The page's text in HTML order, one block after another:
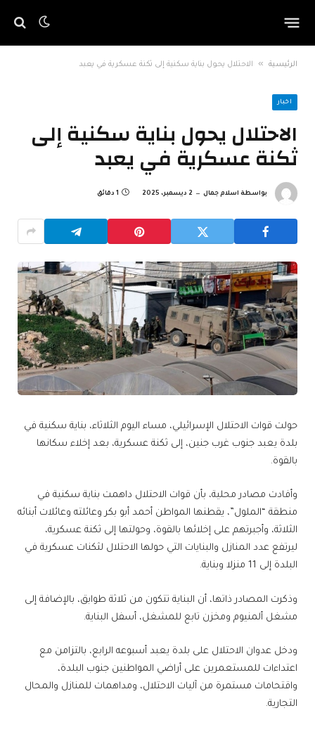
الرئيسية » الاحتلال يحول بناية سكنية إلى ثكنة عسكرية في يعبد
اخبار
الاحتلال يحول بناية سكنية إلى
ثكنة عسكرية في يعبد
بواسطة اسلام جمال 2 ديسمبر، 2025 1 دقائق
حولت قوات الاحتلال الإسرائيلي، مساء اليوم الثلاثاء، بناية سكنية في
بلدة يعبد جنوب غرب جنين، إلى ثكنة عسكرية، بعد إخلاء سكانها
بالقوة.
وأفادت مصادر محلية، بأن قوات الاحتلال داهمت بناية سكنية في
منطقة “الملول”، يقطنها المواطن أحمد أبو بكر وعائلته وعائلات أبنائه
الثلاثة، وأجبرتهم على إخلائها بالقوة، وحولتها إلى ثكنة عسكرية،
ليرتفع عدد المنازل والبنايات التي حولها الاحتلال لثكنات عسكرية في
البلدة إلى 11 منزلا وبناية.
وذكرت المصادر ذاتها، أن البناية تتكون من ثلاثة طوابق، بالإضافة إلى
مشغل ألمنيوم ومخزن تابع للمشغل، أسفل البناية.
ودخل عدوان الاحتلال على بلدة يعبد أسبوعه الرابع، بالتزامن مع
اعتداءات للمستعمرين على أراضي المواطنين جنوب البلدة،
واقتحامات مستمرة من آليات الاحتلال، ومداهمات للمنازل والمحال
التجارية.